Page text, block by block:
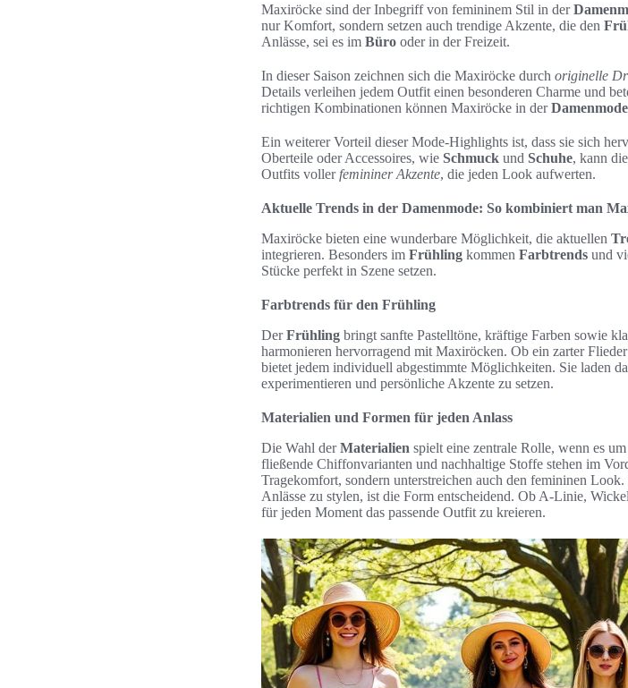
Maxiröcke sind der Inbegriff von femininem Stil in der
nur Komfort, sondern setzen auch trendige Akzente, die den
Anlässe, sei es im Büro oder in der Freizeit.
In dieser Saison zeichnen sich die Maxiröcke durch originelle
Details verleihen jedem Outfit einen besonderen Charme und
richtigen Kombinationen können Maxiröcke in derDamenmode
Ein weiterer Vorteil dieser Mode-Highlights ist, dass sie sich
Oberteile oder Accessoires, wie Schmuck und Schuhe, kann
Outfits voller femininer Akzente, die jeden Look aufwerten.
Aktuelle Trends in der Damenmode: So kombiniert man
Maxiröcke bieten eine wunderbare Möglichkeit, die aktuellen
integrieren. Besonders im Frühling kommen Farbtrends und
Stücke perfekt in Szene setzen.
Farbtrends für den Frühling
DerFrühling bringt sanfte Pastelltöne, kräftige Farben sowie
harmonieren hervorragend mit Maxiröcken. Ob ein zarter
bietet jedem individuell abgestimmte Möglichkeiten. Sie laden
experimentieren und persönliche Akzente zu setzen.
Materialien und Formen für jeden Anlass
Die Wahl derMaterialien spielt eine zentrale Rolle, wenn es
fließende Chiffonvarianten und nachhaltige Stoffe stehen im
Tragekomfort, sondern unterstreichen auch den femininen
Anlässe zu stylen, ist die Form entscheidend. Ob A-Linie,
für jeden Moment das passende Outfit zu kreieren.